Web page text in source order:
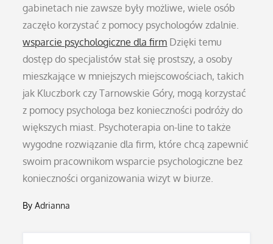
gabinetach nie zawsze były możliwe, wiele osób
zaczęło korzystać z pomocy psychologów zdalnie.
wsparcie psychologiczne dla firm Dzięki temu
dostęp do specjalistów stał się prostszy, a osoby
mieszkające w mniejszych miejscowościach, takich
jak Kluczbork czy Tarnowskie Góry, mogą korzystać
z pomocy psychologa bez konieczności podróży do
większych miast. Psychoterapia on-line to także
wygodne rozwiązanie dla firm, które chcą zapewnić
swoim pracownikom wsparcie psychologiczne bez
konieczności organizowania wizyt w biurze.
ByAdrianna